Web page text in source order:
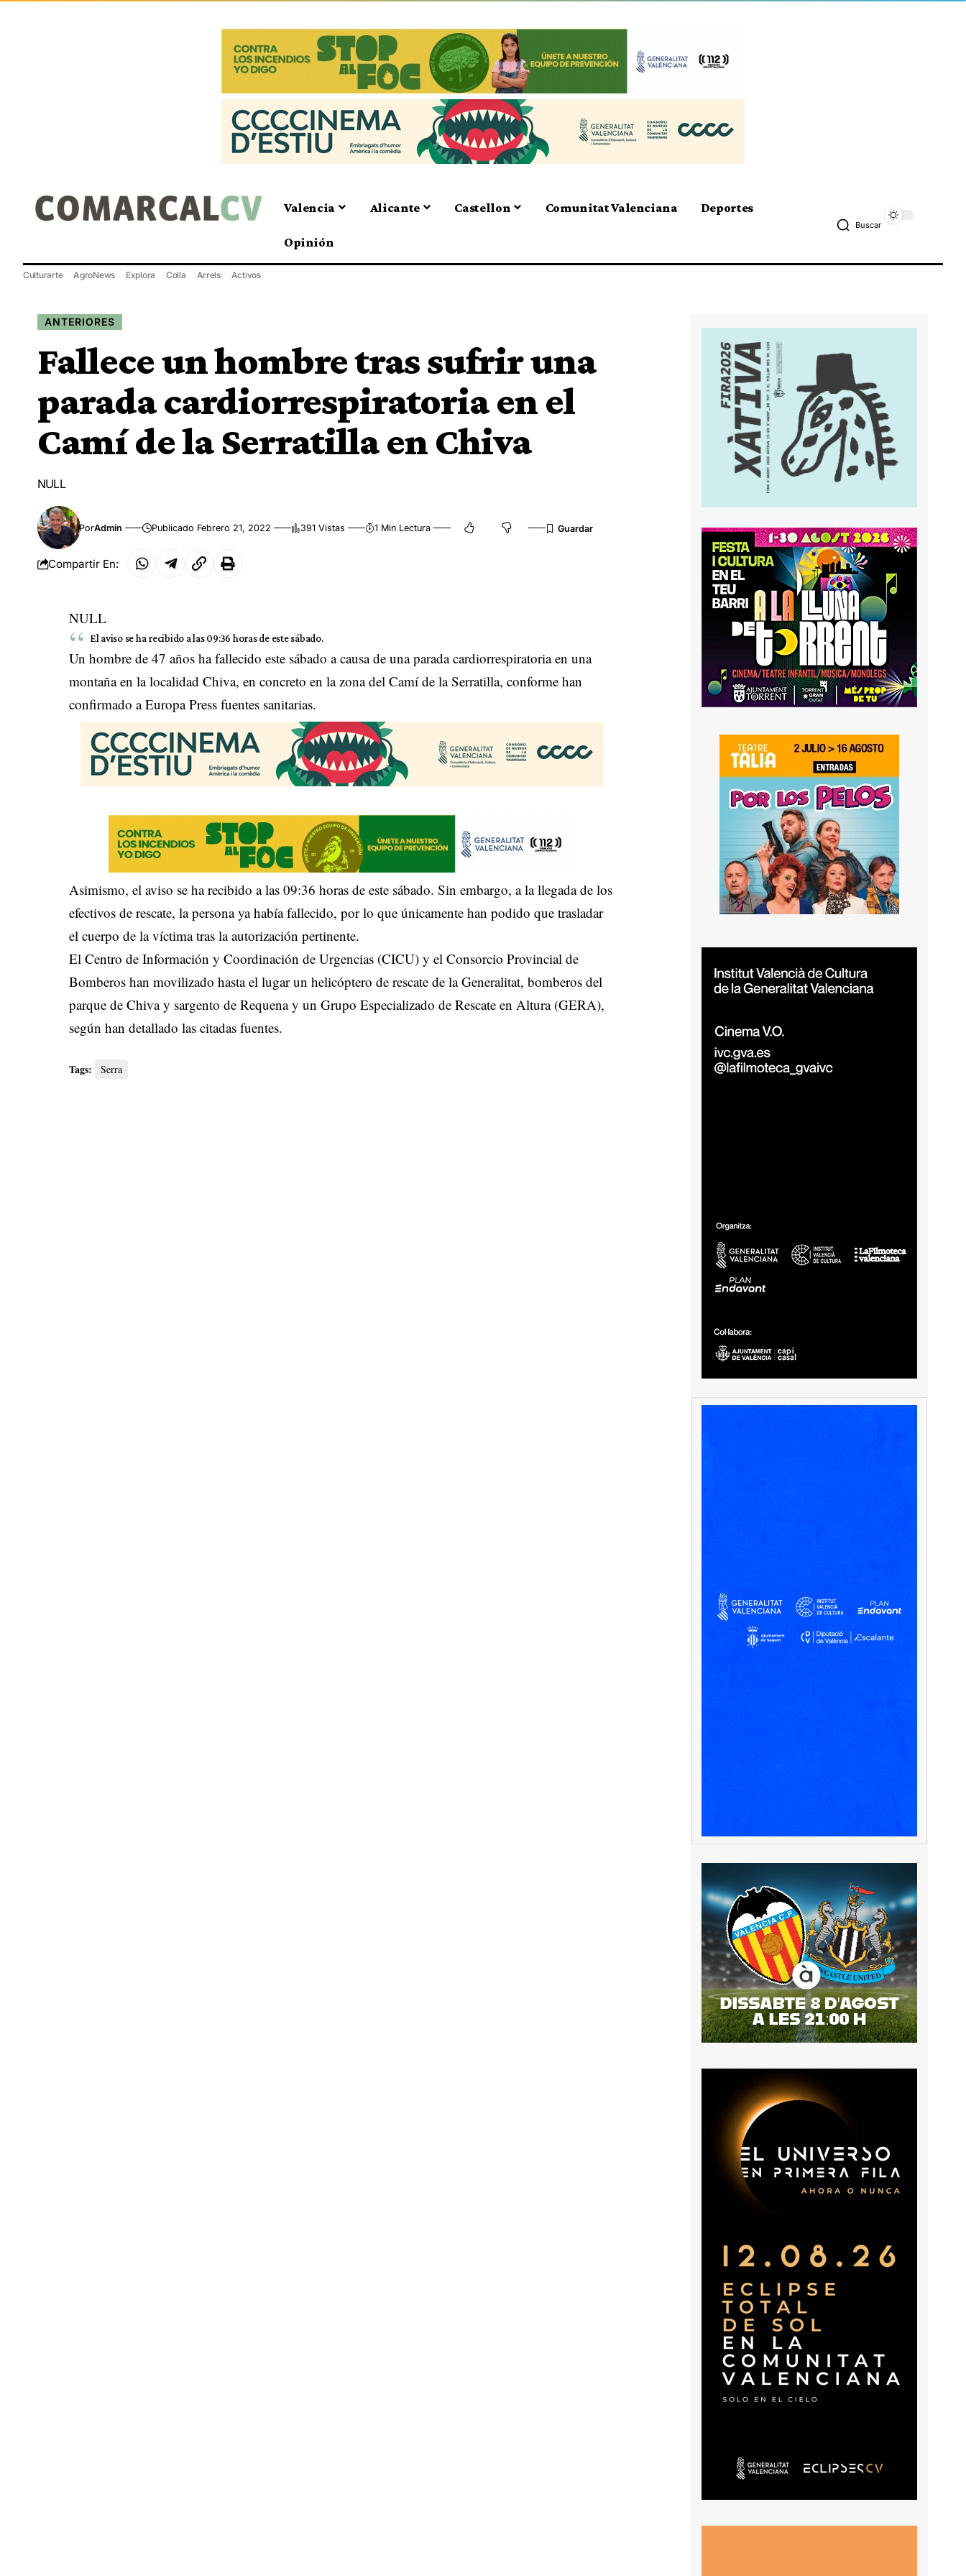
Valencia Alicante Castellon Comunitat Valenciana Deportes
Opinión
Buscar
Culturarte AgroNews Explora Colla Arrels Activos
ANTERIORES
Fallece un hombre tras sufrir una
parada cardiorrespiratoria en el
Camí de la Serratilla en Chiva
NULL
PorAdmin Publicado Febrero 21, 2022 391 Vistas 1 Min Lectura
Compartir En:
NULL
El aviso se ha recibido a las 09:36 horas de este sábado.
Un hombre de 47 años ha fallecido este sábado a causa de una parada cardiorrespiratoria en una
montaña en la localidad Chiva, en concreto en la zona del Camí de la Serratilla, conforme han
confirmado a Europa Press fuentes sanitarias.
Asimismo, el aviso se ha recibido a las 09:36 horas de este sábado. Sin embargo, a la llegada de los
efectivos de rescate, la persona ya había fallecido, por lo que únicamente han podido que trasladar
el cuerpo de la víctima tras la autorización pertinente.
El Centro de Información y Coordinación de Urgencias (CICU) y el Consorcio Provincial de
Bomberos han movilizado hasta el lugar un helicóptero de rescate de la Generalitat, bomberos del
parque de Chiva y sargento de Requena y un Grupo Especializado de Rescate en Altura (GERA),
según han detallado las citadas fuentes.
Tags: Serra